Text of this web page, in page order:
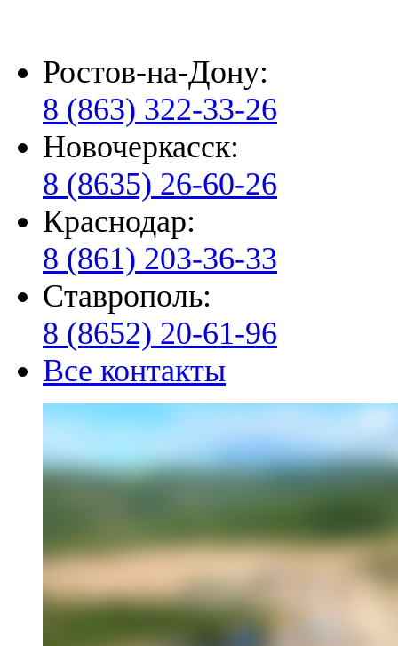
Ростов-на-Дону:
8 (863) 322-33-26
Новочеркасск:
8 (8635) 26-60-26
Краснодар:
8 (861) 203-36-33
Ставрополь:
8 (8652) 20-61-96
Все контакты